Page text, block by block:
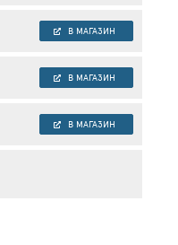
В МАГАЗИН
В МАГАЗИН
В МАГАЗИН